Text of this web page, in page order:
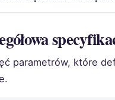
parametrów, które